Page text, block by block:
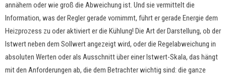
annähern oder wie groß die Abweichung ist. Und sie vermittelt die
Information, was der Regler gerade vornimmt, führt er gerade Energie dem
Heizprozess zu oder aktiviert er die Kühlung! Die Art der Darstellung, ob der
Istwert neben dem Sollwert angezeigt wird, oder die Regelabweichung in
absoluten Werten oder als Ausschnitt über einer Istwert-Skala, das hängt
mit den Anforderungen ab, die dem Betrachter wichtig sind: die ganze